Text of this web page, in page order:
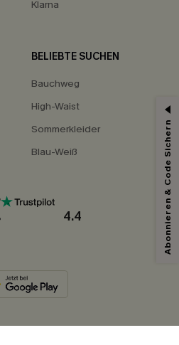
Klarna
BELIEBTE SUCHEN
Bauchweg
High-Waist
Sommerkleider
Blau-Weiß
4.4 Abonnieren & Code Sichern